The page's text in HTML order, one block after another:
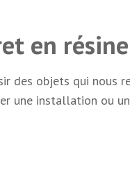
en
des objets qui
une installation ou